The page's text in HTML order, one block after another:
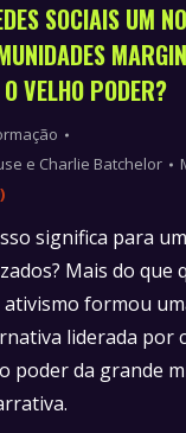
SOCIAIS UM
VELHO PODER?
e Charlie Batchelor
significa para
Mais do que
formou
liderada por
poder da grande